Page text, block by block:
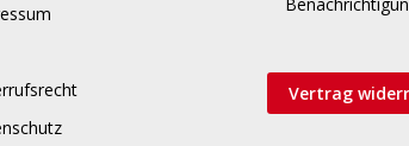
Vertrag